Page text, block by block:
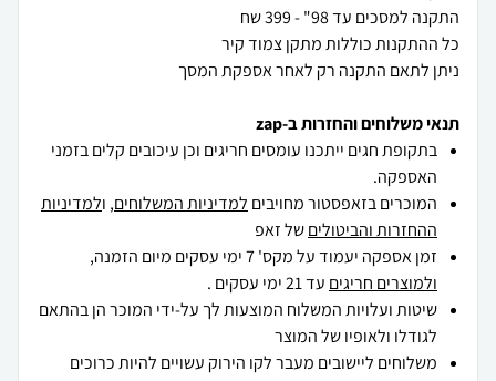
ניתן לתאם התקנה רק לאחר אספקת המסך
תנאי משלוחים והחזרות ב-zap
בתקופת חגים ייתכנו עומסים חריגים וכן עיכובים קלים בזמני
האספקה.
המוכרים בזאפסטור מחויבים למדיניות המשלוחים, ולמדיניות
ההחזרות והביטוליםשל זאפ
זמן אספקה יעמוד על מקס' 7 ימי עסקים מיום הזמנה,
ולמוצרים חריגים עד 21 ימי עסקים .
שיטות ועלויות המשלוח המוצעות לך על-ידי המוכר הן בהתאם
לגודלו ולאופיו של המוצר
משלוחים ליישובים מעבר לקו הירוק עשויים להיות כרוכים